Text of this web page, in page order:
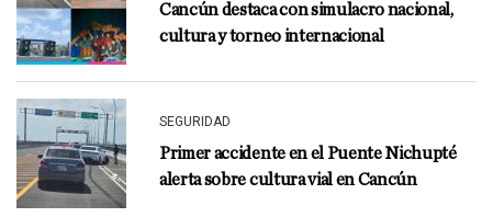
Cancún destaca con simulacro nacional,
cultura y torneo internacional
SEGURIDAD
Primer accidente en el Puente Nichupté
alerta sobre cultura vial en Cancún